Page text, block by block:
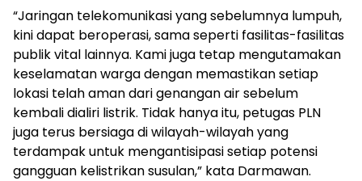
“Jaringan telekomunikasi yang sebelumnya lumpuh,
kini dapat beroperasi, sama seperti fasilitas-fasilitas
publik vital lainnya. Kami juga tetap mengutamakan
keselamatan warga dengan memastikan setiap
lokasi telah aman dari genangan air sebelum
kembali dialiri listrik. Tidak hanya itu, petugas PLN
juga terus bersiaga di wilayah-wilayah yang
terdampak untuk mengantisipasi setiap potensi
gangguan kelistrikan susulan,” kata Darmawan.